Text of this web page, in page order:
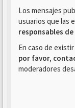
Los mensajes
usuarios que las
responsables
En caso de
por favor,
moderadores